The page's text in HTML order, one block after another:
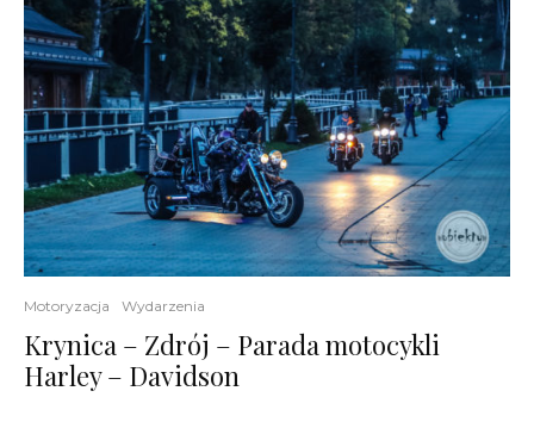
Motoryzacja Wydarzenia
Krynica – Zdrój – Parada motocykli
Harley – Davidson